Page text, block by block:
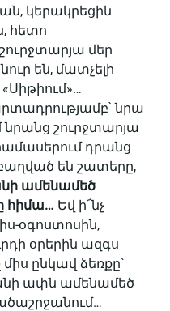
կերակրեցին
հետո
մեր
են, մատչելի
նրա
նրանց շուրջտարյա
դրանց
են շատերը,
ամենամեծ
հիմա… Եվ ի՜նչ
օգոստոսին,
օրերին ազգս
միս ընկավ ձեռքը՝
ափն ամենամեծ